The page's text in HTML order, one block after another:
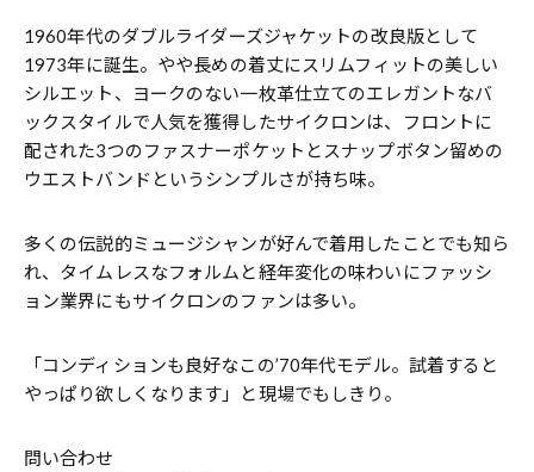
1960年代のダブルライダーズジャケットの改良版として
1973年に誕生。やや長めの着丈にスリムフィットの美しい
シルエット、ヨークのない一枚革仕立てのエレガントなバ
ックスタイルで人気を獲得したサイクロンは、フロントに
配された3つのファスナーポケットとスナップボタン留めの
ウエストバンドというシンプルさが持ち味。
多くの伝説的ミュージシャンが好んで着用したことでも知ら
れ、タイムレスなフォルムと経年変化の味わいにファッシ
ョン業界にもサイクロンのファンは多い。
「コンディションも良好なこの’70年代モデル。試着すると
やっぱり欲しくなります」と現場でもしきり。
問い合わせ